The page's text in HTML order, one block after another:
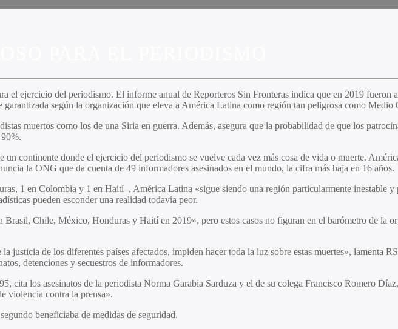
el ejercicio del periodismo. El informe anual de Reporteros Sin Fronteras indica que en 2019 fueron
garantizada según la organización que eleva a América Latina como región tan peligrosa como Medio
muertos como los de una Siria en guerra. Además, asegura que la probabilidad de que los
un continente donde el ejercicio del periodismo se vuelve cada vez más cosa de vida o muerte.
la ONG que da cuenta de 49 informadores asesinados en el mundo, la cifra más baja en 16 años.
1 en Colombia y 1 en Haití–, América Latina «sigue siendo una región particularmente inestable
pueden esconder una realidad todavía peor.
Brasil, Chile, México, Honduras y Haití en 2019», pero estos casos no figuran en el barómetro de la
justicia de los diferentes países afectados, impiden hacer toda la luz sobre estas muertes», lamenta
detenciones y secuestros de informadores.
cita los asesinatos de la periodista Norma Garabia Sarduza y el de su colega Francisco Romero
violencia contra la prensa».
beneficiaba de medidas de seguridad.